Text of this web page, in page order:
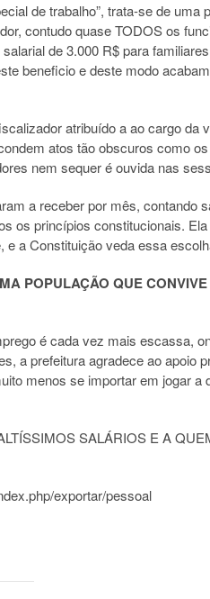
de trabalho”, trata-se de
contudo quase TODOS os
de 3.000 R$ para
beneficio e deste modo
atribuído a ao cargo da
atos tão obscuros como
nem sequer é ouvida nas
a receber por mês, contando
os princípios constitucionais.
a Constituição veda essa
POPULAÇÃO QUE
é cada vez mais escassa,
a prefeitura agradece ao apoio
menos se importar em jogar
SALÁRIOS E A
exportar/pessoal